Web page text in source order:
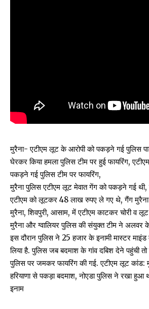
मुरैना- एटीएम लूट के आरोपी को पकड़ने गई पुलिस
घेरकर किया हमला पुलिस टीम पर हुई फायरिंग,
पकड़ने गई पुलिस टीम पर फायरिंग,
मुरैना पुलिस एटीएम लूट मेवात गेंग को पकड़ने गई
एटीएम को लूटकर 48 लाख रुपए ले गए थे, गैंग मुरैना
मुरैना, शिवपुरी, आसाम, में एटीएम काटकर चोरी व लूट
मुरैना और ग्वालियर पुलिस की संयुक्त टीम ने अलवर
इस दौरान पुलिस ने 25 हजार के इनामी मास्टर
लिया है. पुलिस जब बदमाश के गांव दबिश देने पहुंची
पुलिस पर जमकर फायरिंग की गई. एटीएम लूट कांड:
हरियाणा से पकड़ा बदमाश, नोएडा पुलिस ने रखा
इनाम